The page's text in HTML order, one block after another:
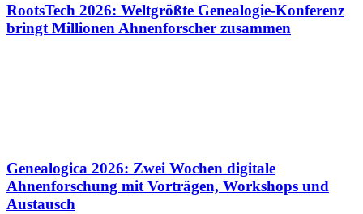
RootsTech 2026: Weltgrößte Genealogie-Konferenz
bringt Millionen Ahnenforscher zusammen
Genealogica 2026: Zwei Wochen digitale
Ahnenforschung mit Vorträgen, Workshops und
Austausch